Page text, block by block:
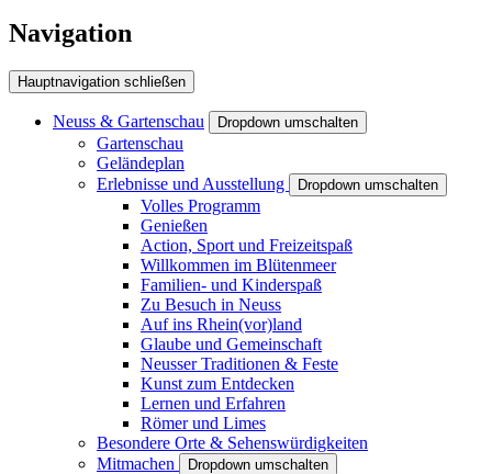
Navigation
Hauptnavigation schließen
Neuss & Gartenschau Dropdown umschalten
Gartenschau
Geländeplan
Erlebnisse und Ausstellung
Dropdown umschalten
Volles Programm
Genießen
Action, Sport und Freizeitspaß
Willkommen im Blütenmeer
Familien- und Kinderspaß
Zu Besuch in Neuss
Auf ins Rhein(vor)land
Glaube und Gemeinschaft
Neusser Traditionen & Feste
Kunst zum Entdecken
Lernen und Erfahren
Römer und Limes
Besondere Orte & Sehenswürdigkeiten
Mitmachen
Dropdown umschalten